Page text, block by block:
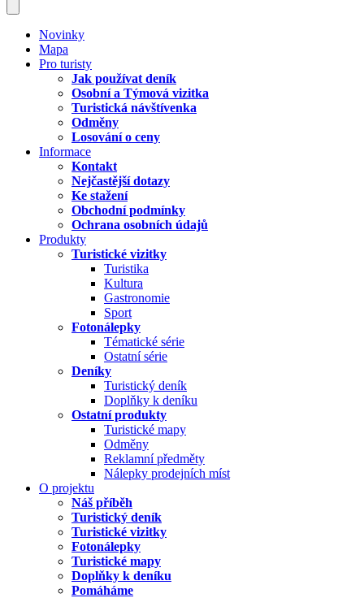
Novinky
Mapa
Pro turisty
Jak používat deník
Osobní a Týmová vizitka
Turistická návštívenka
Odměny
Losování o ceny
Informace
Kontakt
Nejčastější dotazy
Ke stažení
Obchodní podmínky
Ochrana osobních údajů
Produkty
Turistické vizitky
Turistika
Kultura
Gastronomie
Sport
Fotonálepky
Tématické série
Ostatní série
Deníky
Turistický deník
Doplňky k deníku
Ostatní produkty
Turistické mapy
Odměny
Reklamní předměty
Nálepky prodejních míst
O projektu
Náš příběh
Turistický deník
Turistické vizitky
Fotonálepky
Turistické mapy
Doplňky k deníku
Pomáháme